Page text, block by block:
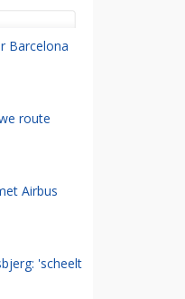
Barcelona
route
Airbus
'scheelt